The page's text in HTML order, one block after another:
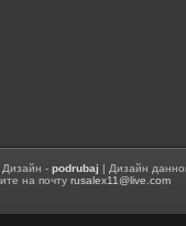
Дизайн -podrubaj | Дизайн
на почтуrusalex11@live.com